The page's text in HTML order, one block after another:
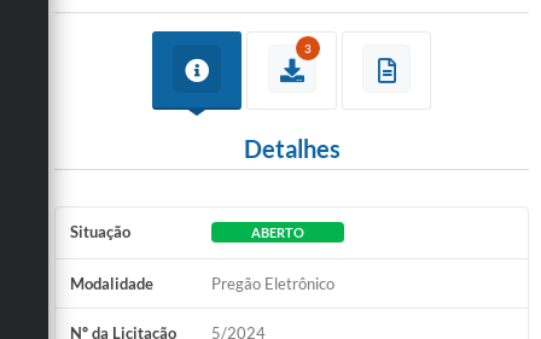
3
Detalhes
Situação ABERTO
Modalidade Pregão Eletrônico
Nº da Licitação 5/2024